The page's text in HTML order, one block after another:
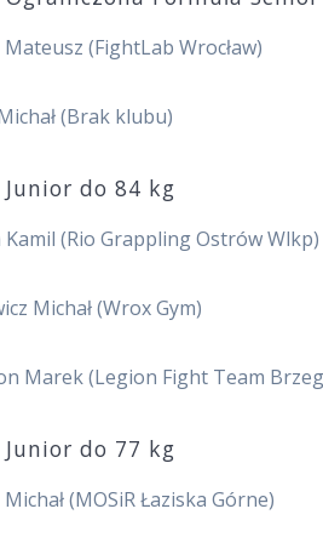
Mateusz (FightLab Wrocław)
(Brak klubu)
do 84 kg
Kamil (Rio Grappling Ostrów Wlkp)
Michał (Wrox Gym)
Marek (Legion Fight Team
do 77 kg
Michał (MOSiR Łaziska Górne)